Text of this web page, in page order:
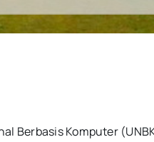
Berbasis Komputer